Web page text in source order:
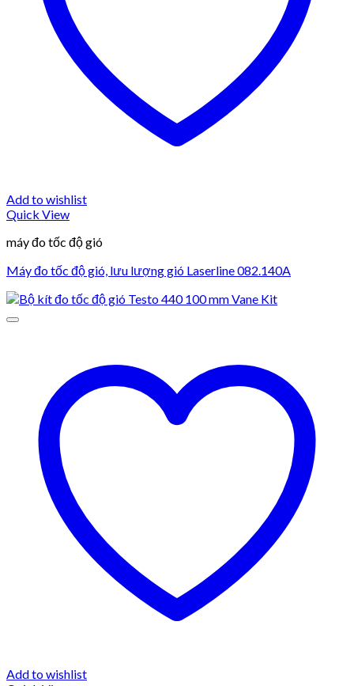
Add to wishlist
Quick View
máy đo tốc độ gió
Máy đo tốc độ gió, lưu lượng gió Laserline 082.140A
Add to wishlist